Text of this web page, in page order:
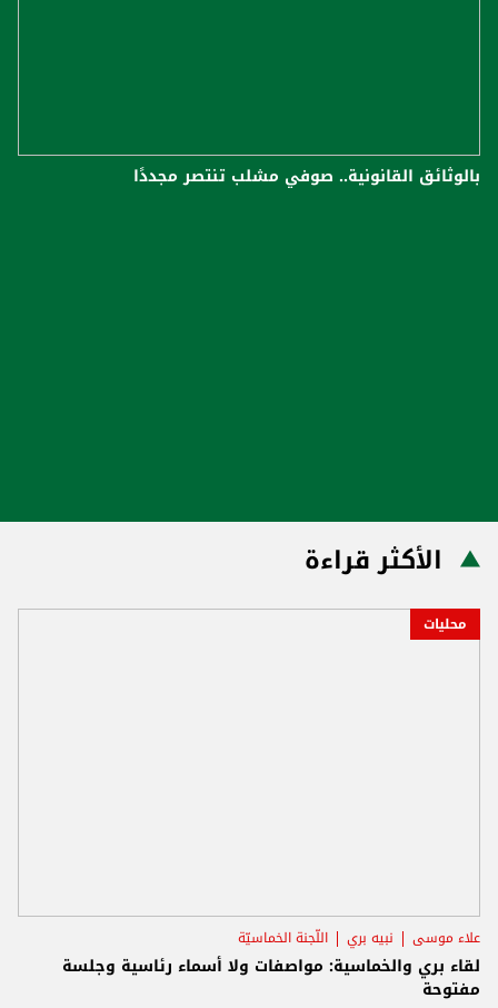
بالوثائق القانونية.. صوفي مشلب تنتصر مجددًا
الأكثر قراءة
محليات
علاء موسى نبيه بري اللّجنة الخماسيّة
لقاء بري والخماسية: مواصفات ولا أسماء رئاسية وجلسة
مفتوحة